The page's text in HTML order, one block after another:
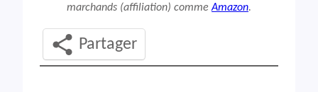
marchands (affiliation) commeAmazon.
Partager